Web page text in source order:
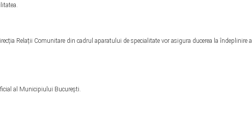
Relații Comunitare din cadrul aparatului de specialitate vor asigura ducerea la îndeplinire a
al Municipiului București.